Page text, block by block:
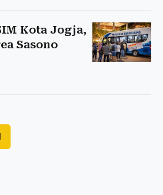
Kota Jogja,
Sasono